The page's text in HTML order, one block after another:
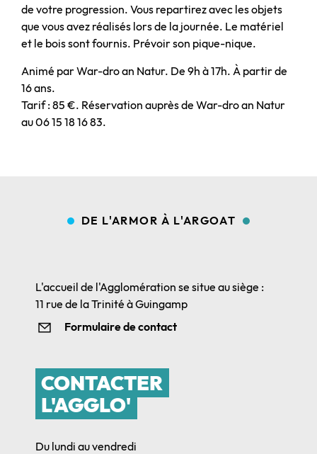
de votre progression. Vous repartirez avec les objets
que vous avez réalisés lors de la journée. Le matériel
et le bois sont fournis. Prévoir son pique-nique.
Animé par War-dro an Natur. De 9h à 17h. À partir de
16 ans.
Tarif : 85 €. Réservation auprès de War-dro an Natur
au 06 15 18 16 83.
DE L'ARMOR À L'ARGOAT
L'accueil de l'Agglomération se situe au siège :
11 rue de la Trinité à Guingamp
Formulaire de contact
CONTACTER
L'AGGLO'
Du lundi au vendredi